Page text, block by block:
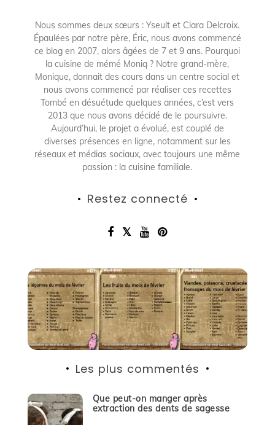
Nous sommes deux sœurs : Yseult et Clara Delcroix.
Épaulées par notre père, Éric, nous avons commencé
ce blog en 2007, alors âgées de 7 et 9 ans. Pourquoi
la cuisine de mémé Moniq ? Notre grand-mère,
Monique, donnait des cours dans un centre social et
nous avons commencé par réaliser ces recettes
Tombé en désuétude quelques années, c’est vers
2013 que nous avons décidé de le poursuivre.
Aujourd’hui, le projet a évolué, est couplé de
diverses présences en ligne, notamment sur les
réseaux et médias sociaux, avec toujours une même
passion : la cuisine familiale.
Restez connecté
Les plus commentés
Que peut-on manger après
extraction des dents de sagesse